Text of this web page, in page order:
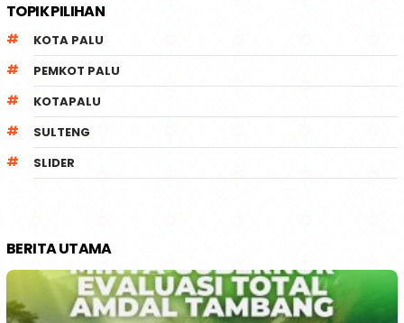
TOPIK PILIHAN
KOTA PALU
PEMKOT PALU
KOTAPALU
SULTENG
SLIDER
BERITA UTAMA